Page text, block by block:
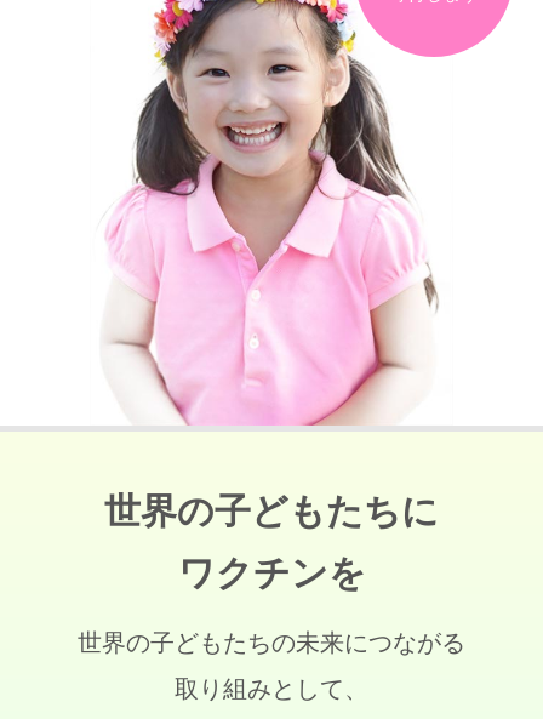
世界の子どもたちに
ワクチンを
世界の子どもたちの未来につながる
取り組みとして、